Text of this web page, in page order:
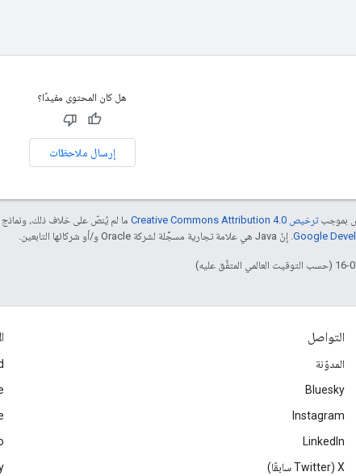
هل كان المحتوى مفيدًا؟
إرسال ملاحظات
بموجبترخيص Creative Commons Attribution 4.0‏ ما لم يُنصّ على خلاف ذلك،
. إنّ Java هي علامة تجارية مسجَّلة لشركة Oracle و/أو شركائها التابعين.
التواصل
المدوّنة
Bluesky
Instagram
LinkedIn
‫X ‏(Twitter سابقًا)